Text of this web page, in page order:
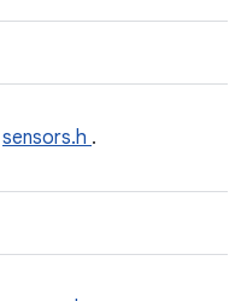
sensors.h .